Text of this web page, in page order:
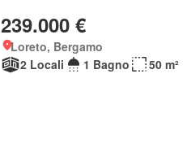
239.000 €
Loreto, Bergamo
2 Locali
1 Bagno 50 m²